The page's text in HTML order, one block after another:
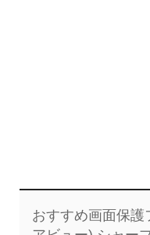
おすすめ画面保